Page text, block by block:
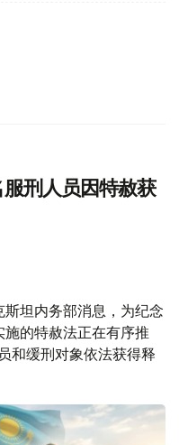
刑人员因特赦获
斯坦内务部消息，为纪念
的特赦法正在有序推
和缓刑对象依法获得释